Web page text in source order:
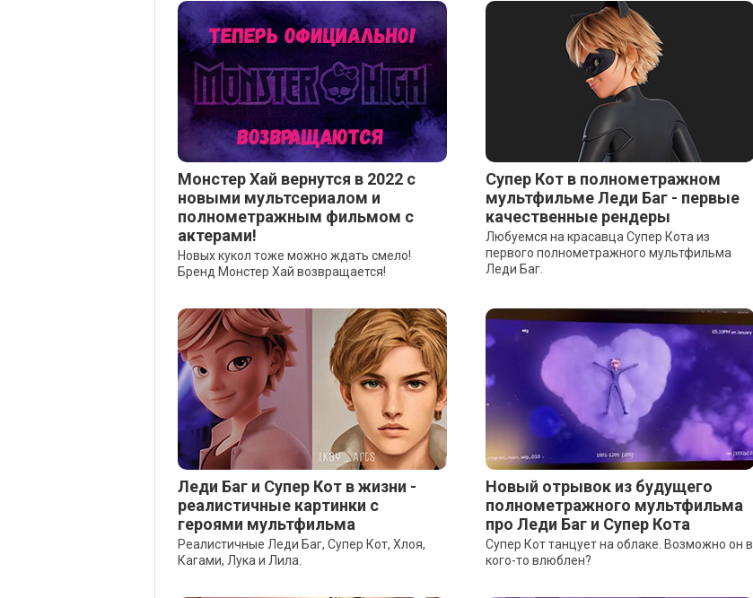
Монстер Хай вернутся в 2022 с
новыми мультсериалом и
полнометражным фильмом с
актерами!
Новых кукол тоже можно ждать смело!
Бренд Монстер Хай возвращается!
Супер Кот в полнометражном
мультфильме Леди Баг - первые
качественные рендеры
Любуемся на красавца Супер Кота из
первого полнометражного мультфильма
Леди Баг.
Леди Баг и Супер Кот в жизни -
реалистичные картинки с
героями мультфильма
Реалистичные Леди Баг, Супер Кот, Хлоя,
Кагами, Лука и Лила.
Новый отрывок из будущего
полнометражного мультфильма
про Леди Баг и Супер Кота
Супер Кот танцует на облаке. Возможно он в
кого-то влюблен?